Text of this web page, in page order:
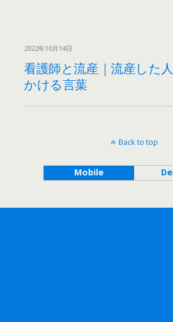
2022年10月14日
看護師と流産｜流産した
かける言葉
Back to top
Mobile